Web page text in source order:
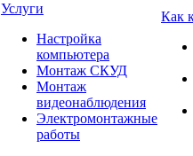
Услуги
Настройка
компьютера
Монтаж СКУД
Монтаж
видеонаблюдения
Электромонтажные
работы
Как